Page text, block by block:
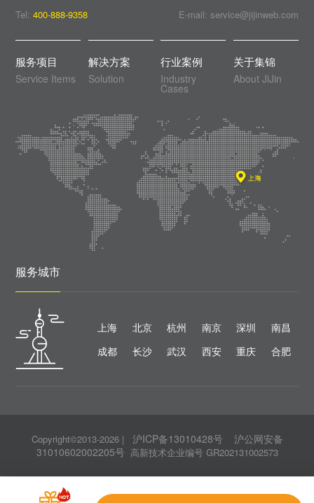
Tel:400-888-9358 E-mail: service@jijinweb.com
服务项目
Service Items
解决方案
Solution
行业案例
Industry
Cases
关于集锦
About JiJin
服务城市
上海 北京 杭州 南京 深圳
南昌
成都
长沙 武汉 西安 重庆 合肥
Copyright©2013-2026 | 沪ICP备13010428号
沪公网安备
31010602002205号 高新技术企业编号 GR202131002573